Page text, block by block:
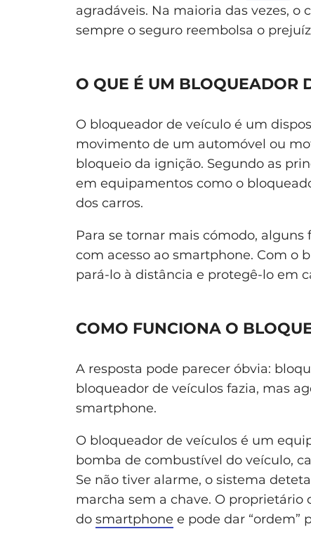
agradáveis. Na maioria das vezes,
sempre o seguro reembolsa o
O QUE É UM BLOQUEADOR
O bloqueador de veículo é um
movimento de um automóvel ou
bloqueio da ignição. Segundo as
em equipamentos como o
dos carros.
Para se tornar mais cómodo,
com acesso ao smartphone. Com o
pará-lo à distância e protegê-lo em
COMO FUNCIONA O
A resposta pode parecer óbvia:
bloqueador de veículos fazia, mas
smartphone.
O bloqueador de veículos é um
bomba de combustível do veículo,
Se não tiver alarme, o sistema
marcha sem a chave. O proprietário
do smartphone e pode dar “ordem”